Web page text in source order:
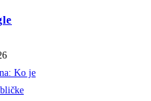
Ko je